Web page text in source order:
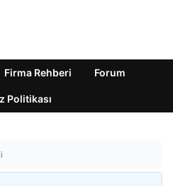
Firma Rehberi Forum
Politikası